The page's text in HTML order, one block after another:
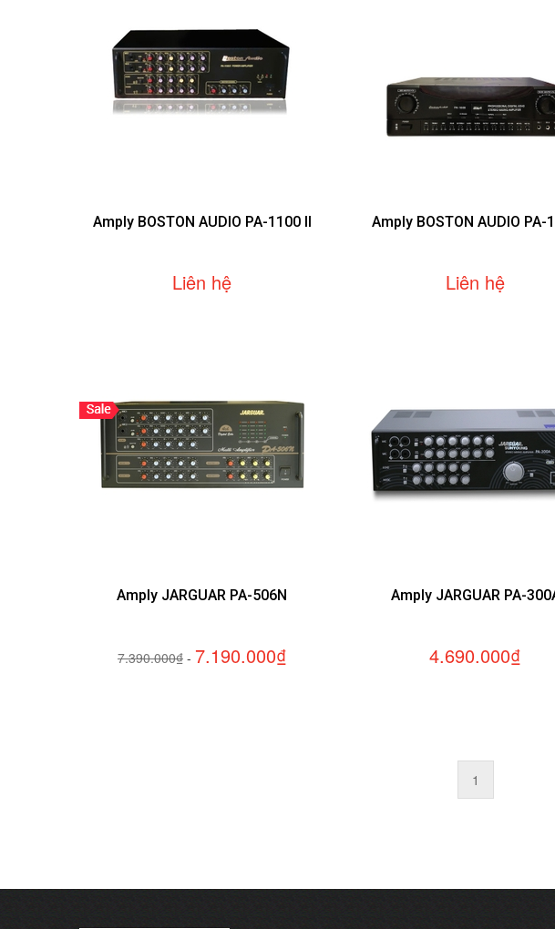
Amply BOSTON AUDIO PA-1100 II
Liên hệ
Amply BOSTON AUDIO PA-
Liên hệ
Amply JARGUAR PA-506N
7.390.000₫- 7.190.000₫
Amply JARGUAR PA-
4.690.000₫
1